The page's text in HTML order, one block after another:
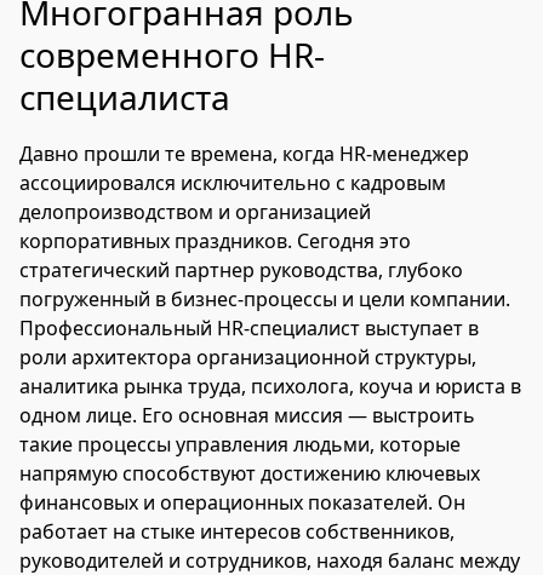
Многогранная роль
современного HR-
специалиста
Давно прошли те времена, когда HR-менеджер
ассоциировался исключительно с кадровым
делопроизводством и организацией
корпоративных праздников. Сегодня это
стратегический партнер руководства, глубоко
погруженный в бизнес-процессы и цели компании.
Профессиональный HR-специалист выступает в
роли архитектора организационной структуры,
аналитика рынка труда, психолога, коуча и юриста в
одном лице. Его основная миссия — выстроить
такие процессы управления людьми, которые
напрямую способствуют достижению ключевых
финансовых и операционных показателей. Он
работает на стыке интересов собственников,
руководителей и сотрудников, находя баланс между